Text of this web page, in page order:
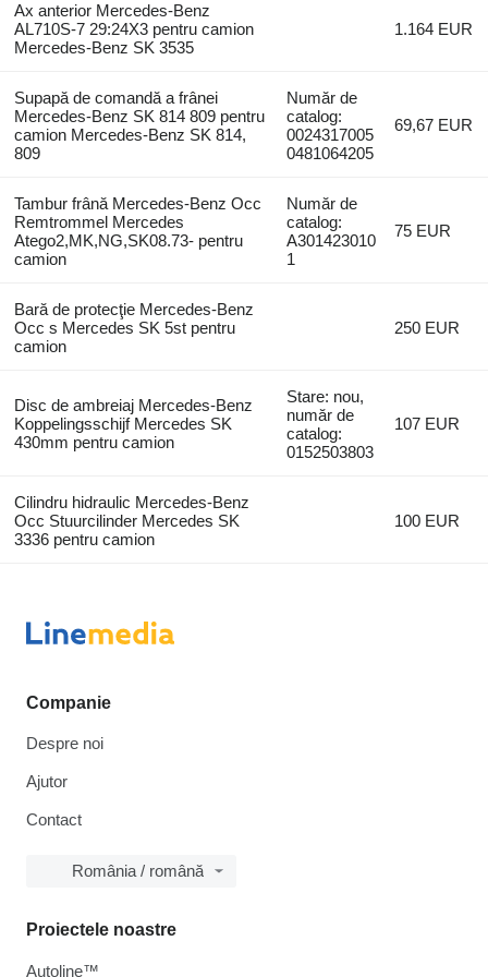
Ax anterior Mercedes-Benz
AL710S-7 29:24X3 pentru camion
Mercedes-Benz SK 3535
1.164 EUR
Supapă de comandă a frânei
Mercedes-Benz SK 814 809 pentru
camion Mercedes-Benz SK 814,
809
Număr de
catalog:
0024317005
0481064205
69,67 EUR
Tambur frână Mercedes-Benz Occ
Remtrommel Mercedes
Atego2,MK,NG,SK08.73- pentru
camion
Număr de
catalog:
A301423010
1
75 EUR
Bară de protecţie Mercedes-Benz
Occ s Mercedes SK 5st pentru
camion
250 EUR
Disc de ambreiaj Mercedes-Benz
Koppelingsschijf Mercedes SK
430mm pentru camion
Stare: nou,
număr de
catalog:
0152503803
107 EUR
Cilindru hidraulic Mercedes-Benz
Occ Stuurcilinder Mercedes SK
3336 pentru camion
100 EUR
Companie
Despre noi
Ajutor
Contact
România / română
Proiectele noastre
Autoline™